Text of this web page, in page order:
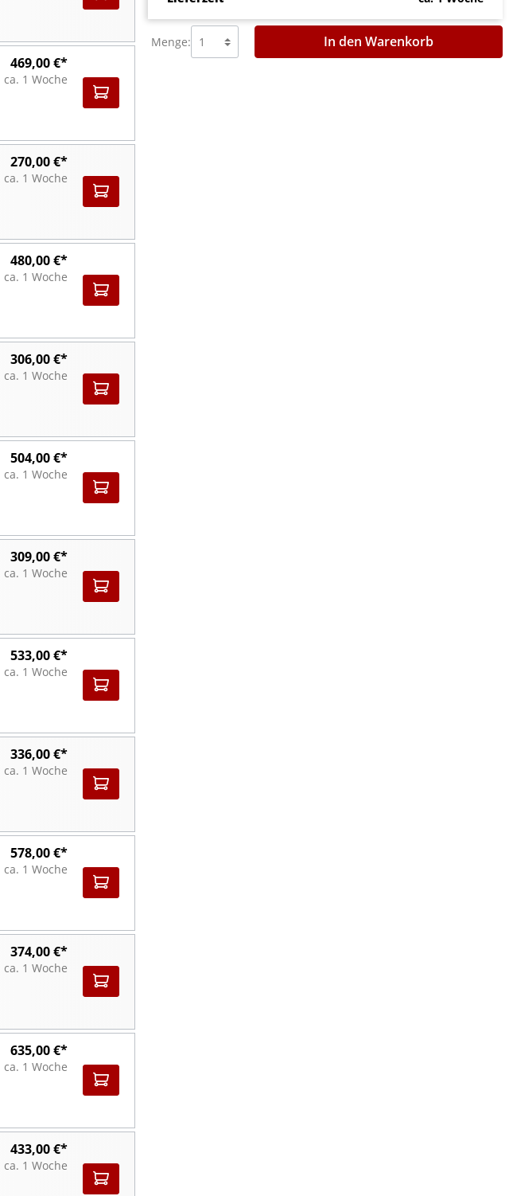
Menge: In den Warenkorb
469,00 €*
ca. 1 Woche
270,00 €*
ca. 1 Woche
480,00 €*
ca. 1 Woche
306,00 €*
ca. 1 Woche
504,00 €*
ca. 1 Woche
309,00 €*
ca. 1 Woche
533,00 €*
ca. 1 Woche
336,00 €*
ca. 1 Woche
578,00 €*
ca. 1 Woche
374,00 €*
ca. 1 Woche
635,00 €*
ca. 1 Woche
433,00 €*
ca. 1 Woche